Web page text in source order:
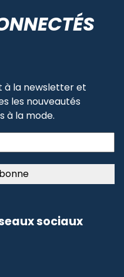
à la newsletter et
les nouveautés
à la mode.
sociaux